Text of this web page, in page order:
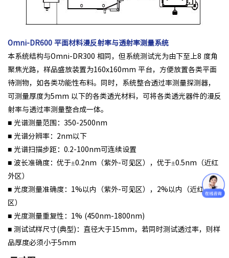
Omni-DR600 平面材料漫反射率与透射率测量系统
本系统结构与Omni-DR300 相同，但系统测试光为由下至上8 度角
聚焦光路，样品盛放装置为160x160mm 平台，方便放置各类平面
待测物，如各类功能性布料。同时，系统整合透过率测量探测器，
可测量厚度为5mm 以下的各类透光材料，可将各类透光器件的漫反
射率与透过率测量整合成一体。
■ 光谱测量范围：350-2500nm
■ 光谱分辨率：2nm以下
■ 光谱扫描步距：0.2-100nm可连续设置
■ 波长准确度：优于±0.2nm（紫外-可见区），优于±0.5nm（近红
外区）
■ 光度测量准确度：1%以内（紫外-可见区），2%以内（近红外
区）
■ 光度测量重复性：1% (450nm-1800nm)
■ 测试试样尺寸(典型)：直径大于15mm，若同时测试透过率，则样
品厚度必须小于5mm